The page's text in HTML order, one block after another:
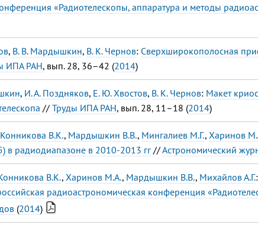
«Радиотелескопы, аппаратура и методы
, В. В. Мардышкин, В. К. Чернов: Сверхширокополосная
ИПА РАН, вып. 28, 36–42 (2014)
, И. А. Поздняков, Е. Ю. Хвостов, В. К. Чернов: Макет
// Труды ИПА РАН, вып. 28, 11–18 (2014)
Конникова В.К., Мардышкин В.В., Мингалиев М.Г., Харинов
в радиодиапазоне в 2010-2013 гг //Астрономический
В.К., Харинов М.А., Мардышкин В.В., Михайлов А.Г.:
радиоастрономическая конференция
(2014)